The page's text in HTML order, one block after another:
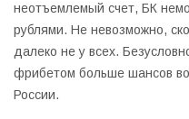
неотъемлемый счет, БК
рублями. Не невозможно,
далеко не у всех.
фрибетом больше шансов
России.